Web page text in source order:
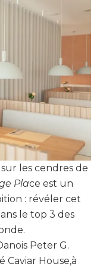
les cendres de
Place est un
: révéler cet
le top 3 des
Peter G.
Caviar House,à